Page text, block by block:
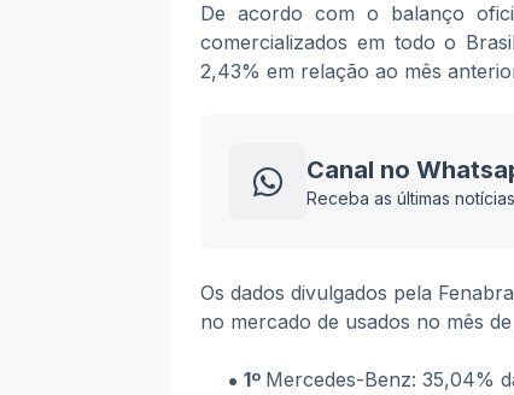
De acordo com o balanço
comercializados em todo o
2,43% em relação ao mês
Canal no
Receba as últimas
Os dados divulgados pela
no mercado de usados no mês
1º Mercedes-Benz: 35,04%